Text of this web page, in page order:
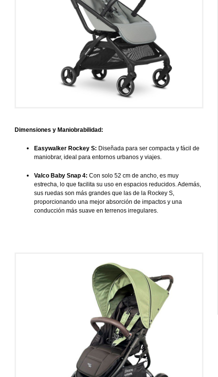
Dimensiones y Maniobrabilidad:
Easywalker Rockey S: Diseñada para ser compacta y fácil de
maniobrar, ideal para entornos urbanos y viajes.
Valco Baby Snap 4: Con solo 52 cm de ancho, es muy
estrecha, lo que facilita su uso en espacios reducidos. Además,
sus ruedas son más grandes que las de la Rockey S,
proporcionando una mejor absorción de impactos y una
conducción más suave en terrenos irregulares.